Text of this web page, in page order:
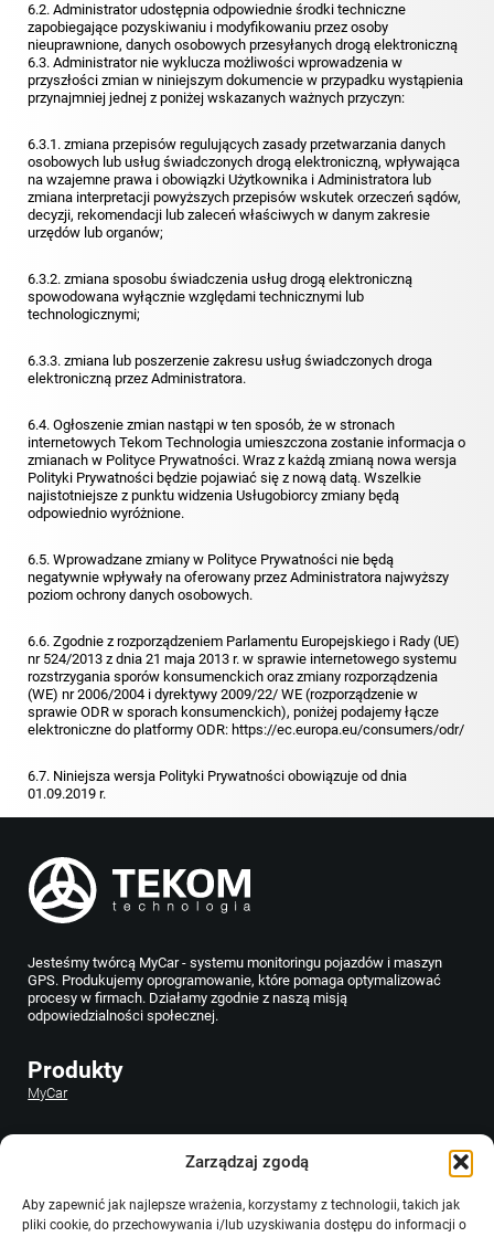
Zarządzaj zgodą
Aby zapewnić jak najlepsze wrażenia, korzystamy z technologii, takich jak
pliki cookie, do przechowywania i/lub uzyskiwania dostępu do informacji o
6.2. Administrator udostępnia odpowiednie środki techniczne
zapobiegające pozyskiwaniu i modyfikowaniu przez osoby
nieuprawnione, danych osobowych przesyłanych drogą elektroniczną
6.3. Administrator nie wyklucza możliwości wprowadzenia w
przyszłości zmian w niniejszym dokumencie w przypadku wystąpienia
przynajmniej jednej z poniżej wskazanych ważnych przyczyn:
6.3.1. zmiana przepisów regulujących zasady przetwarzania danych
osobowych lub usług świadczonych drogą elektroniczną, wpływająca
na wzajemne prawa i obowiązki Użytkownika i Administratora lub
zmiana interpretacji powyższych przepisów wskutek orzeczeń sądów,
decyzji, rekomendacji lub zaleceń właściwych w danym zakresie
urzędów lub organów;
6.3.2. zmiana sposobu świadczenia usług drogą elektroniczną
spowodowana wyłącznie względami technicznymi lub
technologicznymi;
6.3.3. zmiana lub poszerzenie zakresu usług świadczonych droga
elektroniczną przez Administratora.
6.4. Ogłoszenie zmian nastąpi w ten sposób, że w stronach
internetowych Tekom Technologia umieszczona zostanie informacja o
zmianach w Polityce Prywatności. Wraz z każdą zmianą nowa wersja
Polityki Prywatności będzie pojawiać się z nową datą. Wszelkie
najistotniejsze z punktu widzenia Usługobiorcy zmiany będą
odpowiednio wyróżnione.
6.5. Wprowadzane zmiany w Polityce Prywatności nie będą
negatywnie wpływały na oferowany przez Administratora najwyższy
poziom ochrony danych osobowych.
6.6. Zgodnie z rozporządzeniem Parlamentu Europejskiego i Rady (UE)
nr 524/2013 z dnia 21 maja 2013 r. w sprawie internetowego systemu
rozstrzygania sporów konsumenckich oraz zmiany rozporządzenia
(WE) nr 2006/2004 i dyrektywy 2009/22/ WE (rozporządzenie w
sprawie ODR w sporach konsumenckich), poniżej podajemy łącze
elektroniczne do platformy ODR: https://ec.europa.eu/consumers/odr/
6.7. Niniejsza wersja Polityki Prywatności obowiązuje od dnia
01.09.2019 r.
Jesteśmy twórcą MyCar - systemu monitoringu pojazdów i maszyn
GPS. Produkujemy oprogramowanie, które pomaga optymalizować
procesy w firmach. Działamy zgodnie z naszą misją
odpowiedzialności społecznej.
Produkty
MyCar
Dowiedz się więcej o naszej filozofii i sprawdź stanowiska, na które